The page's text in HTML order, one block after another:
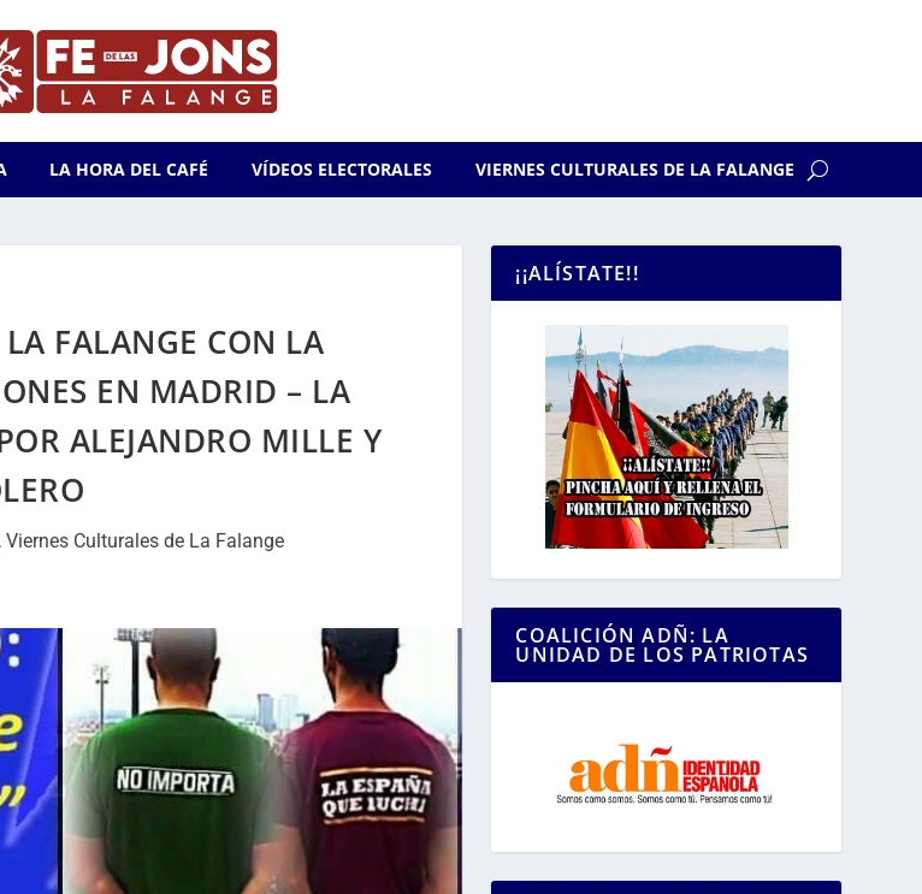
LA HORA DEL CAFÉ VÍDEOS ELECTORALES VIERNES CULTURALES DE LA FALANGE
FALANGE CON LA
EN MADRID – LA
ALEJANDRO MILLE Y
,Viernes Culturales de La Falange
¡¡ALÍSTATE!!
COALICIÓN ADÑ: LA
UNIDAD DE LOS PATRIOTAS